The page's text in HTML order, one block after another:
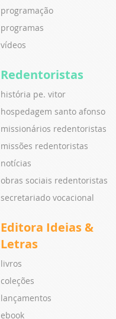
programação
programas
vídeos
Redentoristas
história pe. vitor
hospedagem santo afonso
missionários redentoristas
missões redentoristas
notícias
obras sociais redentoristas
secretariado vocacional
Editora Ideias &
Letras
livros
coleções
lançamentos
ebook